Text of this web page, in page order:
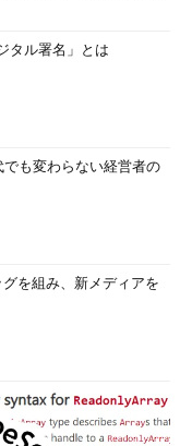
タル署名」とは
でも変わらない経営者の
を組み、新メディアを